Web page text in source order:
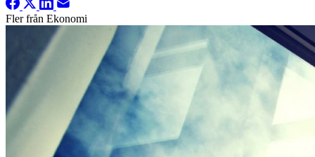
Fler från Ekonomi